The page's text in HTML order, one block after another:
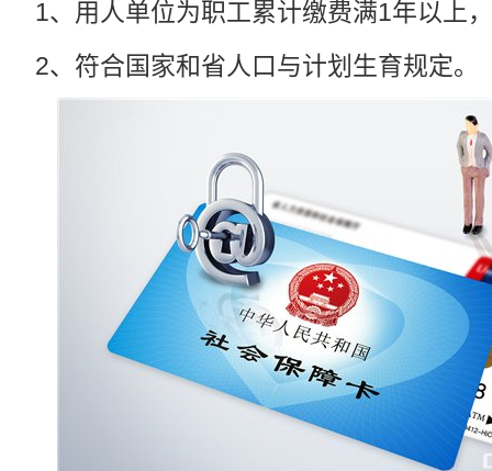
1、用人单位为职工累计缴费满1年以上
2、符合国家和省人口与计划生育规定。